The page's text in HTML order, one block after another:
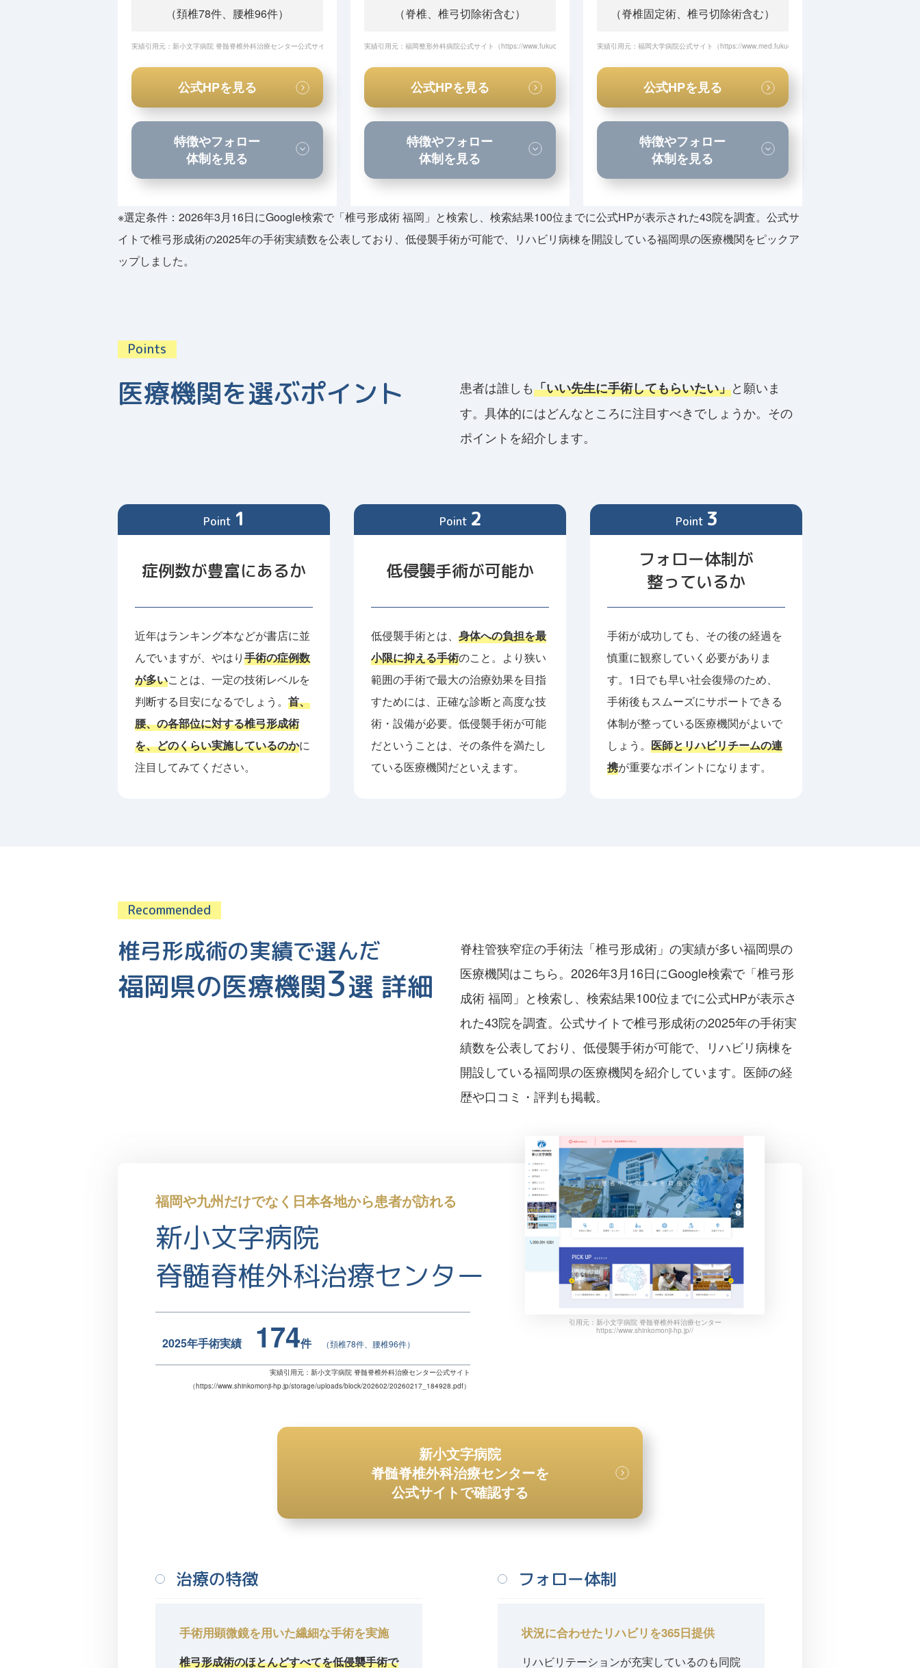
（頚椎78件、腰椎96件）
実績引用元：新小文字病院 脊髄脊椎外科治療センター公式サイト（ https://www.shinkomonji-hp.jp/storage/uploads/block/202602/20260217_184928.pdf）
公式HPを見る
特徴やフォロー
体制を見る
（脊椎、椎弓切除術含む）
実績引用元：福岡整形外科病院公式サイト（https://www.fukuokaseikei.com/profession/ope-table/）
公式HPを見る
特徴やフォロー
体制を見る
（脊椎固定術、椎弓切除術含む）
実績引用元：福岡大学病院公式サイト（https://www.med.fukuoka-u.ac.jp/neurosur/patient_result.html
公式HPを見る
特徴やフォロー
体制を見る
※選定条件：2026年3月16日にGoogle検索で「椎弓形成術 福岡」と検索し、検索結果100位までに公式HPが表示された43院を調査。公式サ
イトで椎弓形成術の2025年の手術実績数を公表しており、低侵襲手術が可能で、リハビリ病棟を開設している福岡県の医療機関をピックア
ップしました。
医療機関を選ぶポイント 患者は誰しも「いい先生に手術してもらいたい」と願いま
す。具体的にはどんなところに注目すべきでしょうか。その
ポイントを紹介します。
Point 1
症例数が豊富にあるか
近年はランキング本などが書店に並
んでいますが、やはり手術の症例数
が多いことは、一定の技術レベルを
判断する目安になるでしょう。 首、
腰、の各部位に対する椎弓形成術
を、どのくらい実施しているのかに
注目してみてください。
Point 2
低侵襲⼿術が可能か
低侵襲手術とは、 身体への負担を最
小限に抑える手術のこと。より狭い
範囲の手術で最大の治療効果を目指
すためには、正確な診断と高度な技
術・設備が必要。低侵襲手術が可能
だということは、その条件を満たし
ている医療機関だといえます。
Point 3
フォロー体制が
整っているか
手術が成功しても、その後の経過を
慎重に観察していく必要がありま
す。1日でも早い社会復帰のため、
手術後もスムーズにサポートできる
体制が整っている医療機関がよいで
しょう。 医師とリハビリチームの連
携が重要なポイントになります。
椎弓形成術の実績で選んだ
福岡県の医療機関3選 詳細
脊柱管狭窄症の手術法「椎弓形成術」の実績が多い福岡県の
医療機関はこちら。2026年3月16日にGoogle検索で「椎弓形
成術 福岡」と検索し、検索結果100位までに公式HPが表示さ
れた43院を調査。公式サイトで椎弓形成術の2025年の手術実
績数を公表しており、低侵襲手術が可能で、リハビリ病棟を
開設している福岡県の医療機関を紹介しています。医師の経
歴や口コミ・評判も掲載。
福岡や九州だけでなく 日本各地から患者が訪れる
新小文字病院
脊髄脊椎外科治療センター
引用元：新小文字病院 脊髄脊椎外科治療センター
https://www.shinkomonji-hp.jp//
2025年手術実績 174件 （頚椎78件、腰椎96件）
実績引用元：新小文字病院 脊髄脊椎外科治療センター公式サイト
（https://www.shinkomonji-hp.jp/storage/uploads/block/202602/20260217_184928.pdf）
新小文字病院
脊髄脊椎外科治療センターを
公式サイトで確認する
治療の特徴
手術用顕微鏡を用いた繊細な手術を実施
椎弓形成術のほとんどすべてを低侵襲手術で
フォロー体制
状況に合わせたリハビリを365日提供
リハビリテーションが充実しているのも同院